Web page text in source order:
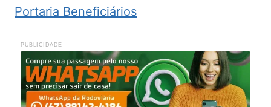
Portaria Beneficiários
PUBLICIDADE